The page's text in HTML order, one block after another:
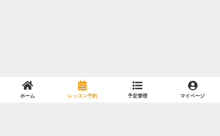
ホーム レッスン予約 予定管理 マイページ